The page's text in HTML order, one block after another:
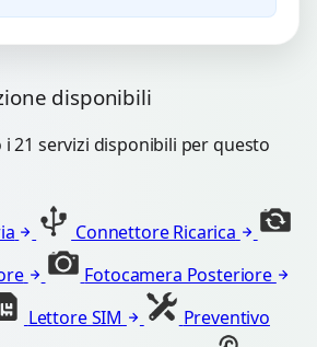
disponibili
21 servizi disponibili per questo
Connettore Ricarica
Fotocamera Posteriore
Lettore SIM
Preventivo